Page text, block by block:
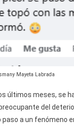
Mayeta Labrada
últimos meses, se
del
a un fenómeno